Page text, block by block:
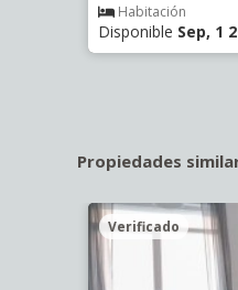
Habitación
Disponible Sep, 1
Propiedades
Verificado